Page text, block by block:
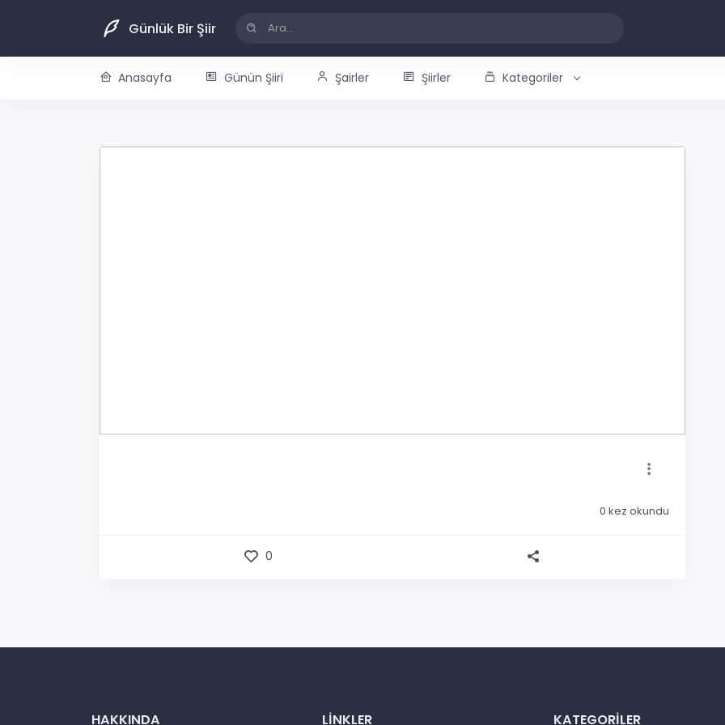
Günlük Bir Şiir
Anasayfa Günün Şiiri Şairler Şiirler Kategoriler
0 kez okundu
0
HAKKINDA LINKLER KATEGORILER